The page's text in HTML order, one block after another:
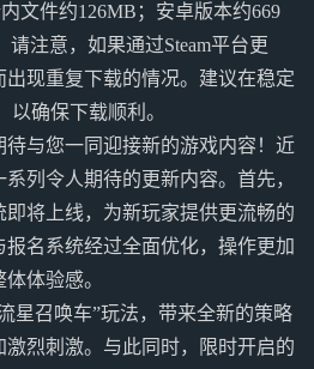
文件约126MB；安卓版本约669
注意，如果通过Steam平台更
现重复下载的情况。建议在稳定
以确保下载顺利。
与您一同迎接新的游戏内容！近
列令人期待的更新内容。首先，
将上线，为新玩家提供更流畅的
报名系统经过全面优化，操作更加
体验感。
星召唤车”玩法，带来全新的策略
烈刺激。与此同时，限时开启的